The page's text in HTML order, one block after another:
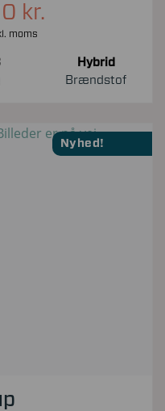
kr.
moms
Hybrid
Brændstof
Nyhed!